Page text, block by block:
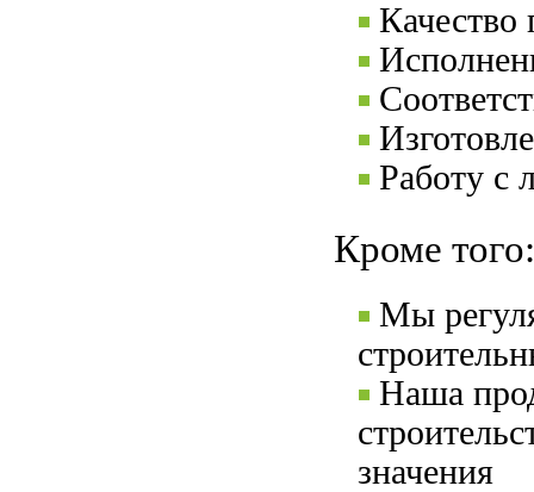
Качество
Работу с
Кроме того:
Мы
Наша
значения